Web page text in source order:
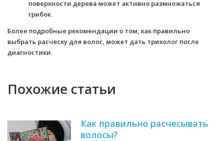
поверхности дерева может активно размножаться
грибок.
Более подробные рекомендации о том, как правильно
выбрать расческу для волос, может дать трихолог после
диагностики.
Похожие статьи
Как правильно расчесывать
волосы?